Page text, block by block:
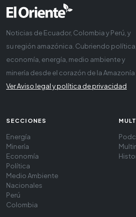
Noticias de Ecuador, Colombia y Perú, y
su región amazónica. Cubriendo política,
economía, energía, medio ambiente y
minería desde el corazón de la Amazonía
Ver Aviso legal y política de privacidad
SECCIONES
Energía
Minería
Economía
Política
Medio Ambiente
Nacionales
Perú
Colombia